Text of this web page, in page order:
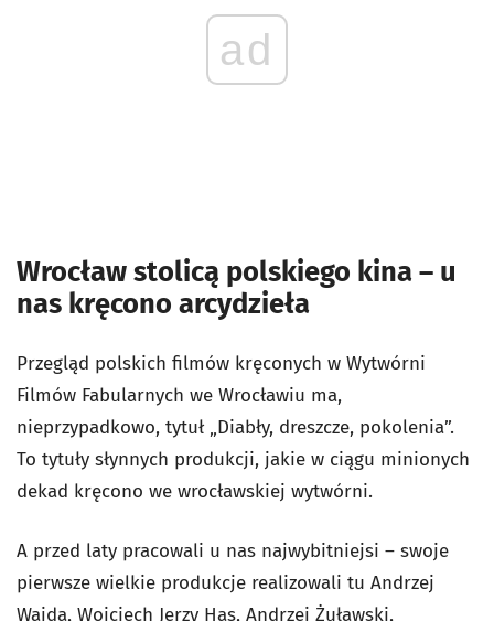
ad
Wrocław stolicą polskiego kina – u
nas kręcono arcydzieła
Przegląd polskich filmów kręconych w Wytwórni
Filmów Fabularnych we Wrocławiu ma,
nieprzypadkowo, tytuł „Diabły, dreszcze, pokolenia”.
To tytuły słynnych produkcji, jakie w ciągu minionych
dekad kręcono we wrocławskiej wytwórni.
A przed laty pracowali u nas najwybitniejsi – swoje
pierwsze wielkie produkcje realizowali tu Andrzej
Wajda, Wojciech Jerzy Has, Andrzej Żuławski,